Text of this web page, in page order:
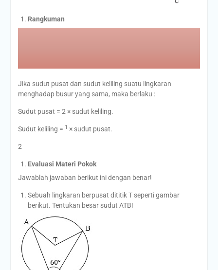
Rangkuman
Jika sudut pusat dan sudut keliling suatu lingkaran
menghadap busur yang sama, maka berlaku :
Sudut pusat = 2 × sudut keliling.
Sudut keliling = 1 × sudut pusat.
2
Evaluasi Materi Pokok
Jawablah jawaban berikut ini dengan benar!
Sebuah lingkaran berpusat dititik T seperti gambar
berikut. Tentukan besar sudut ATB!